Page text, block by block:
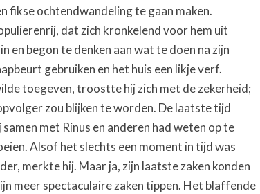
fikse ochtendwandeling te gaan maken.
dat zich kronkelend voor hem uit
en begon te denken aan wat te doen na zijn
gebruiken en het huis een likje verf.
toegeven, troostte hij zich met de zekerheid;
zou blijken te worden. De laatste tijd
met Rinus en anderen had weten op te
Alsof het slechts een moment in tijd was
merkte hij. Maar ja, zijn laatste zaken konden
meer spectaculaire zaken tippen. Het blaffende